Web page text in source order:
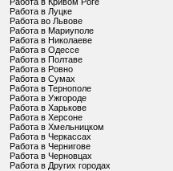
Работа в Луцке
Работа во Львове
Работа в Мариуполе
Работа в Николаеве
Работа в Одессе
Работа в Полтаве
Работа в Ровно
Работа в Сумах
Работа в Тернополе
Работа в Ужгороде
Работа в Харькове
Работа в Херсоне
Работа в Хмельницком
Работа в Черкассах
Работа в Чернигове
Работа в Черновцах
Работа в Других городах